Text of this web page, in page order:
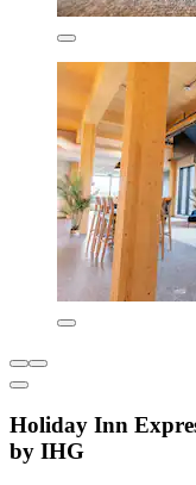
Holiday Inn
by IHG